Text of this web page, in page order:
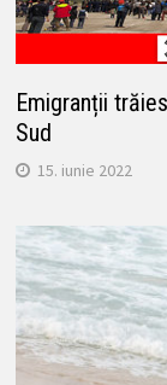
Emigranții
Sud
15. iunie 2022